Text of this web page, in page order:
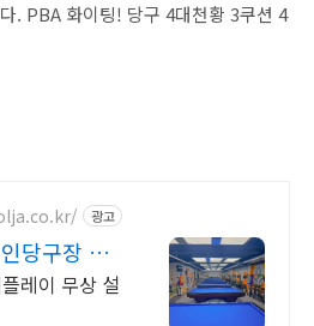
. PBA 화이팅! 당구 4대천황 3쿠션 4
광고
당구장 당
레이 무상 설